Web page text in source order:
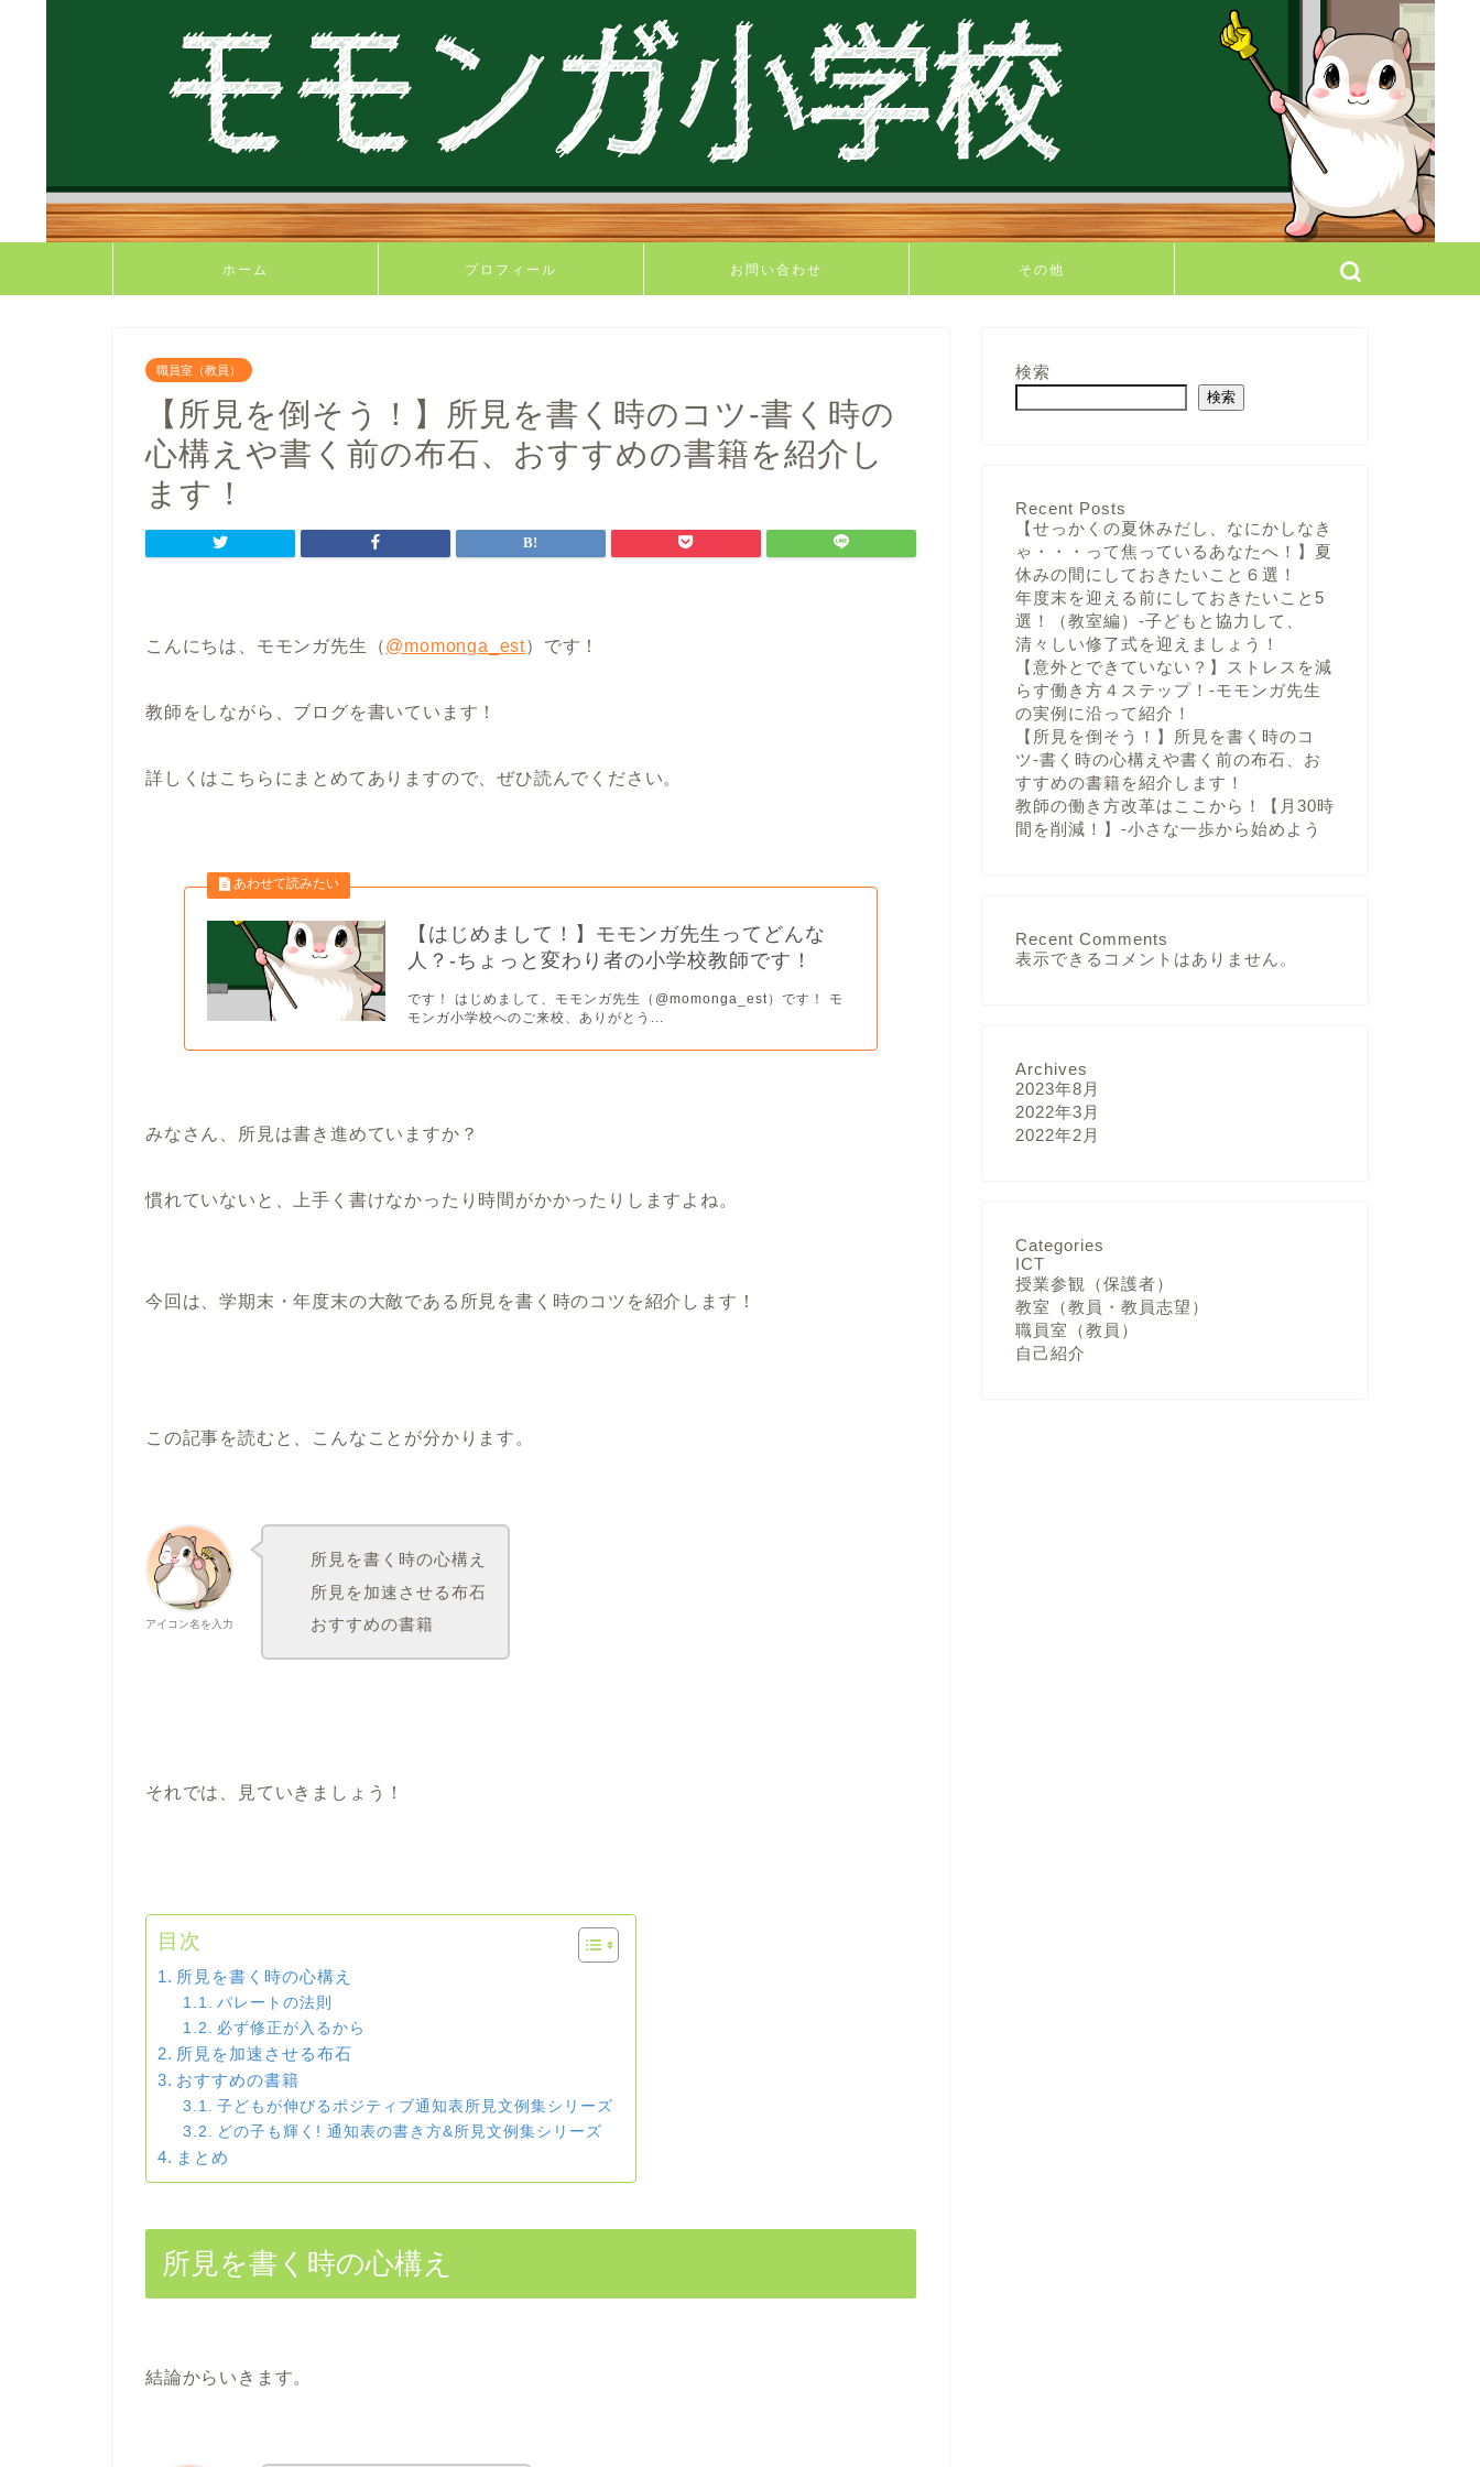
ホーム プロフィール お問い合わせ その他
職員室（教員）
【所見を倒そう！】所見を書く時のコツ-書く時の
心構えや書く前の布石、おすすめの書籍を紹介し
ます！
こんにちは、モモンガ先生（@momonga_est）です！
教師をしながら、ブログを書いています！
詳しくはこちらにまとめてありますので、ぜひ読んでください。
【はじめまして！】モモンガ先生ってどんな
人？-ちょっと変わり者の小学校教師です！
です！ はじめまして、モモンガ先生（@momonga_est）です！ モ
モンガ小学校へのご来校、ありがとう...
みなさん、所見は書き進めていますか？
慣れていないと、上手く書けなかったり時間がかかったりしますよね。
今回は、学期末・年度末の大敵である所見を書く時のコツを紹介します！
この記事を読むと、こんなことが分かります。
アイコン名を入力
所見を書く時の心構え
所見を加速させる布石
おすすめの書籍
それでは、見ていきましょう！
目次
所見を書く時の心構え
パレートの法則
必ず修正が入るから
所見を加速させる布石
おすすめの書籍
子どもが伸びるポジティブ通知表所見文例集シリーズ
どの子も輝く! 通知表の書き方&所見文例集シリーズ
まとめ
所見を書く時の心構え
結論からいきます。
検索
検索
Recent Posts
【せっかくの夏休みだし、なにかしなき
ゃ・・・って焦っているあなたへ！】夏
休みの間にしておきたいこと６選！
年度末を迎える前にしておきたいこと5
選！（教室編）-子どもと協力して、
清々しい修了式を迎えましょう！
【意外とできていない？】ストレスを減
らす働き方４ステップ！-モモンガ先生
の実例に沿って紹介！
【所見を倒そう！】所見を書く時のコ
ツ-書く時の心構えや書く前の布石、お
すすめの書籍を紹介します！
教師の働き方改革はここから！【月30時
間を削減！】-小さな一歩から始めよう
Recent Comments
表示できるコメントはありません。
Archives
2023年8月
2022年3月
2022年2月
Categories
ICT
授業参観（保護者）
教室（教員・教員志望）
職員室（教員）
自己紹介